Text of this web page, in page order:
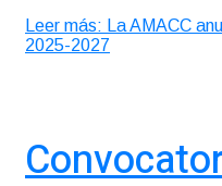
Leer más: La AMACC
2025-2027